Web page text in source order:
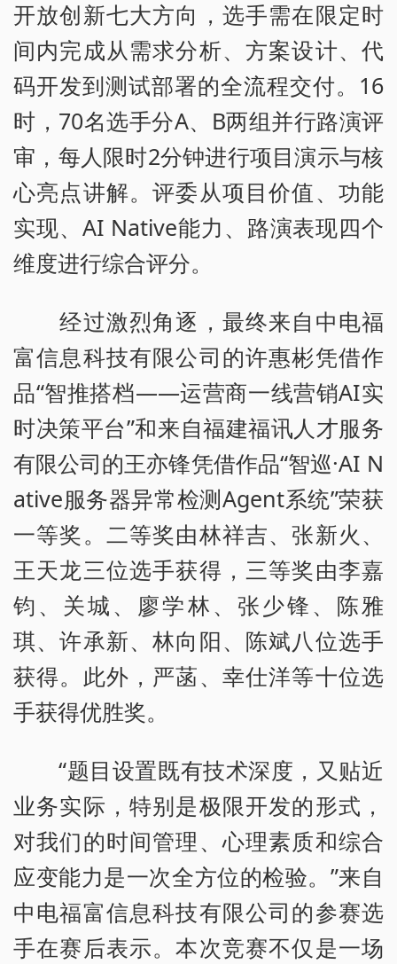
开放创新七大方向，选手需在限定时
间内完成从需求分析、方案设计、代
码开发到测试部署的全流程交付。16
时，70名选手分A、B两组并行路演评
审，每人限时2分钟进行项目演示与核
心亮点讲解。评委从项目价值、功能
实现、AI Native能力、路演表现四个
维度进行综合评分。
经过激烈角逐，最终来自中电福
富信息科技有限公司的许惠彬凭借作
品“智推搭档——运营商一线营销AI实
时决策平台”和来自福建福讯人才服务
有限公司的王亦锋凭借作品“智巡·AI N
ative服务器异常检测Agent系统”荣获
一等奖。二等奖由林祥吉、张新火、
王天龙三位选手获得，三等奖由李嘉
钧、关城、廖学林、张少锋、陈雅
琪、许承新、林向阳、陈斌八位选手
获得。此外，严菡、幸仕洋等十位选
手获得优胜奖。
“题目设置既有技术深度，又贴近
业务实际，特别是极限开发的形式，
对我们的时间管理、心理素质和综合
应变能力是一次全方位的检验。”来自
中电福富信息科技有限公司的参赛选
手在赛后表示。本次竞赛不仅是一场